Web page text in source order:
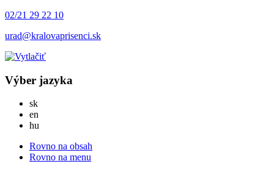
02/21 29 22 10
urad@kralovaprisenci.sk
Výber jazyka
skSlovensky
en
hu
Rovno na obsah
Rovno na menu